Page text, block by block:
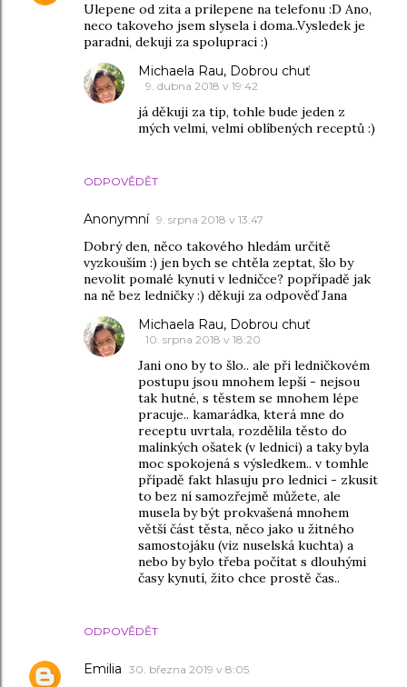
Ulepene od zita a prilepene na telefonu :D Ano,
neco takoveho jsem slysela i doma..Vysledek je
paradni, dekuji za spolupraci :)
ODPOVĚDĚT
Michaela Rau, Dobrou chuť
9. dubna 2018 v 19:42
já děkuji za tip, tohle bude jeden z
mých velmi, velmi oblíbených receptů :)
Anonymní 9. srpna 2018 v 13:47
Dobrý den, něco takového hledám určitě
vyzkouším :) jen bych se chtěla zeptat, šlo by
nevolit pomalé kynutí v ledničce? popřípadě jak
na ně bez ledničky :) děkuji za odpověď Jana
ODPOVĚDĚT
Michaela Rau, Dobrou chuť
10. srpna 2018 v 18:20
Jani ono by to šlo.. ale při ledničkovém
postupu jsou mnohem lepší - nejsou
tak hutné, s těstem se mnohem lépe
pracuje.. kamarádka, která mne do
receptu uvrtala, rozdělila těsto do
malinkých ošatek (v lednici) a taky byla
moc spokojená s výsledkem.. v tomhle
případě fakt hlasuju pro lednici - zkusit
to bez ní samozřejmě můžete, ale
musela by být prokvašená mnohem
větší část těsta, něco jako u žitného
samostojáku (viz nuselská kuchta) a
nebo by bylo třeba počítat s dlouhými
časy kynutí, žito chce prostě čas..
Emilia 30. března 2019 v 8:05